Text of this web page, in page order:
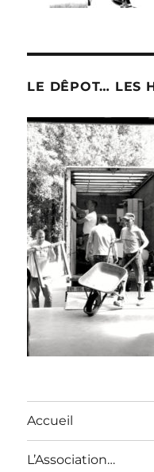
LE DÊPOT… LES
Accueil
L’Association…